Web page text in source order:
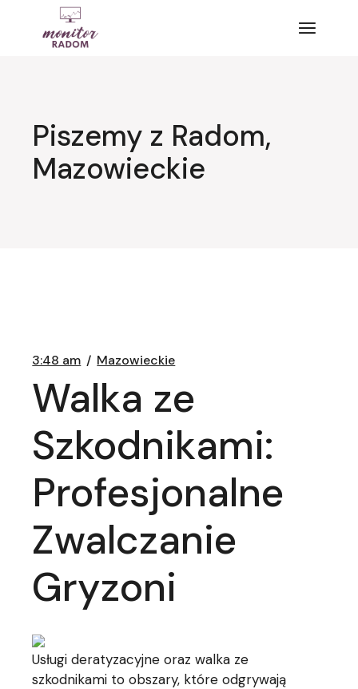
Piszemy z Radom,
Mazowieckie
3:48 am Mazowieckie
Walka ze
Szkodnikami:
Profesjonalne
Zwalczanie
Gryzoni
Usługi deratyzacyjne oraz walka ze
szkodnikami to obszary, które odgrywają